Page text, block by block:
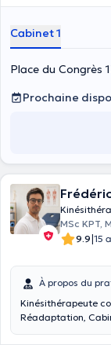
Cabinet 1
Place du Congrès
Prochaine
MSc KPT,
9.9|15
À propos du
Kinésithérapeute
Réadaptation,